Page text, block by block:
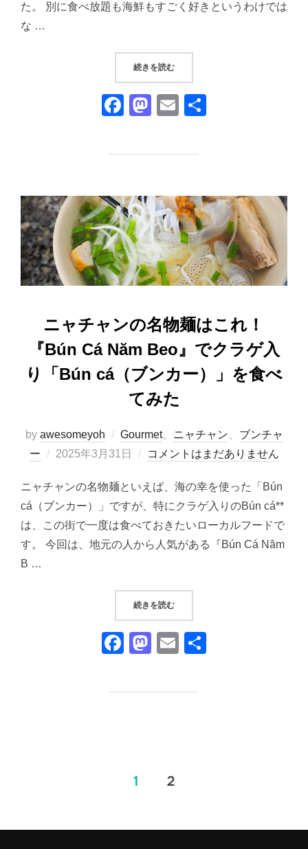
た。 別に食べ放題も海鮮もすごく好きというわけでは
な …
続きを読む“ベトナム・ニャチャンで海鮮食べ
F
c
b
o
o
k
M
st
d
o
n
E
ail
ニャチャンの名物麺はこれ！
『Bún Cá Năm Beo』でクラゲ入
り「Bún cá（ブンカー）」を食べ
てみた
by awesomeyoh Gourmet、 ニャチャン
ブンチャ
ー
投
日:
2025年3月31日 コメントはまだありません
ニャチャンの名物麺といえば、海の幸を使った「Bún
cá（ブンカー）」ですが、特にクラゲ入りのBún cá**
は、この街で一度は食べておきたいローカルフードで
す。 今回は、地元の人から人気がある『Bún Cá Năm
B …
続きを読む“ニャチャンの名物麺はこれ！『
F
c
o
M
st
n
E
ail
の
1 2